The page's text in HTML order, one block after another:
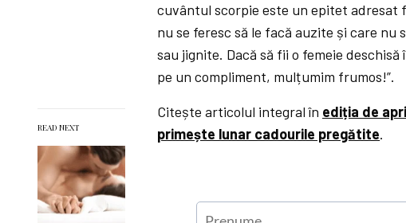
READ NEXT
cuvântul scorpie este un epitet adresat
nu se feresc să le facă auzite și care
sau jignite. Dacă să fii o femeie
pe un compliment, mulțumim frumos!”.
Citește articolul integral în ediția de
primește lunar cadourile pregătite.